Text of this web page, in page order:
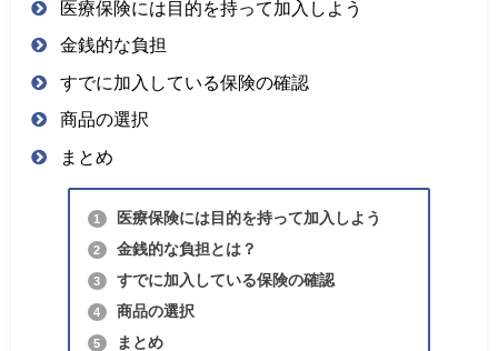
医療保険には目的を持って加入しよう
金銭的な負担
すでに加入している保険の確認
商品の選択
まとめ
1 医療保険には目的を持って加入しよう
2 金銭的な負担とは？
3 すでに加入している保険の確認
4 商品の選択
5 まとめ